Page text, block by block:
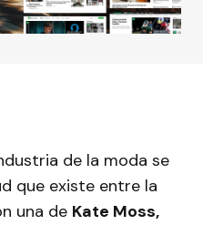
de la moda se
que existe entre la
una de Kate Moss,